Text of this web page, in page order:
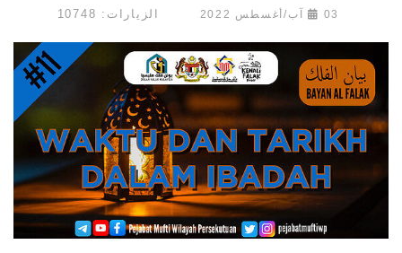
03 آب/أغسطس 2022 الزيارات: 10748